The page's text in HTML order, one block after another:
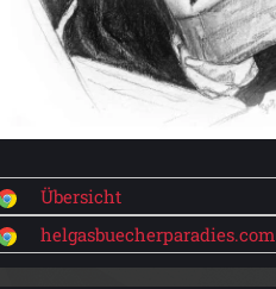
Übersicht
helgasbuecherparadies.com